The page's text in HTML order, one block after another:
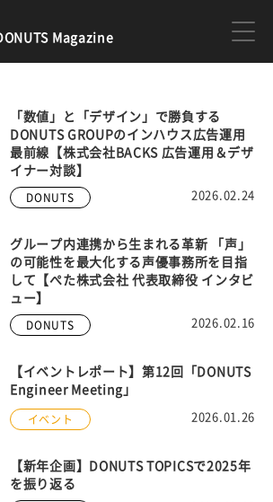
Magazine
ゲーム
の採用情報はこちら
DONUTS 2026.02.24
「数値」と「デザイン」で勝負する
DONUTS GROUPのインハウス広告運用
最前線【株式会社BACKS 広告運用＆デザ
イナー対談】
DONUTS 2026.02.16
グループ内連携から生まれる革新 「声」
の可能性を最大化する声優事務所を目指
して【ぺた株式会社 代表取締役 インタビ
ュー】
イベント 2026.01.26
【イベントレポート】第12回「DONUTS
Engineer Meeting」
【新年企画】DONUTS TOPICSで2025年
を振り返る